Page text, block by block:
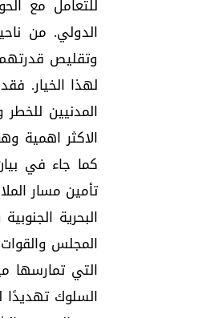
للتعامل مع
الدولي. من
وتقليص قدرتهم
لهذا الخيار.
المدنيين للخطر
الاكثر اهمية
كما جاء في
تأمين مسار
البحرية
المجلس
التي تمارسها
السلوك تهديدًا